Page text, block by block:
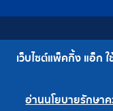
Copyright © 2019
เว็บไซต์แพ็คกิ้ง แอ็ก
อ่านนโยบายรักษา